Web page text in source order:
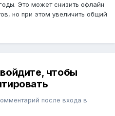
Это может снизить офлайн
но при этом увеличить общий
чтобы
после входа в